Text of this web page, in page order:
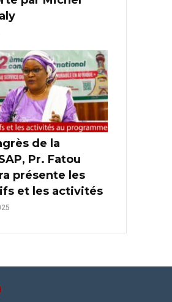
de la
Pr. Fatou
présente les
et les activités